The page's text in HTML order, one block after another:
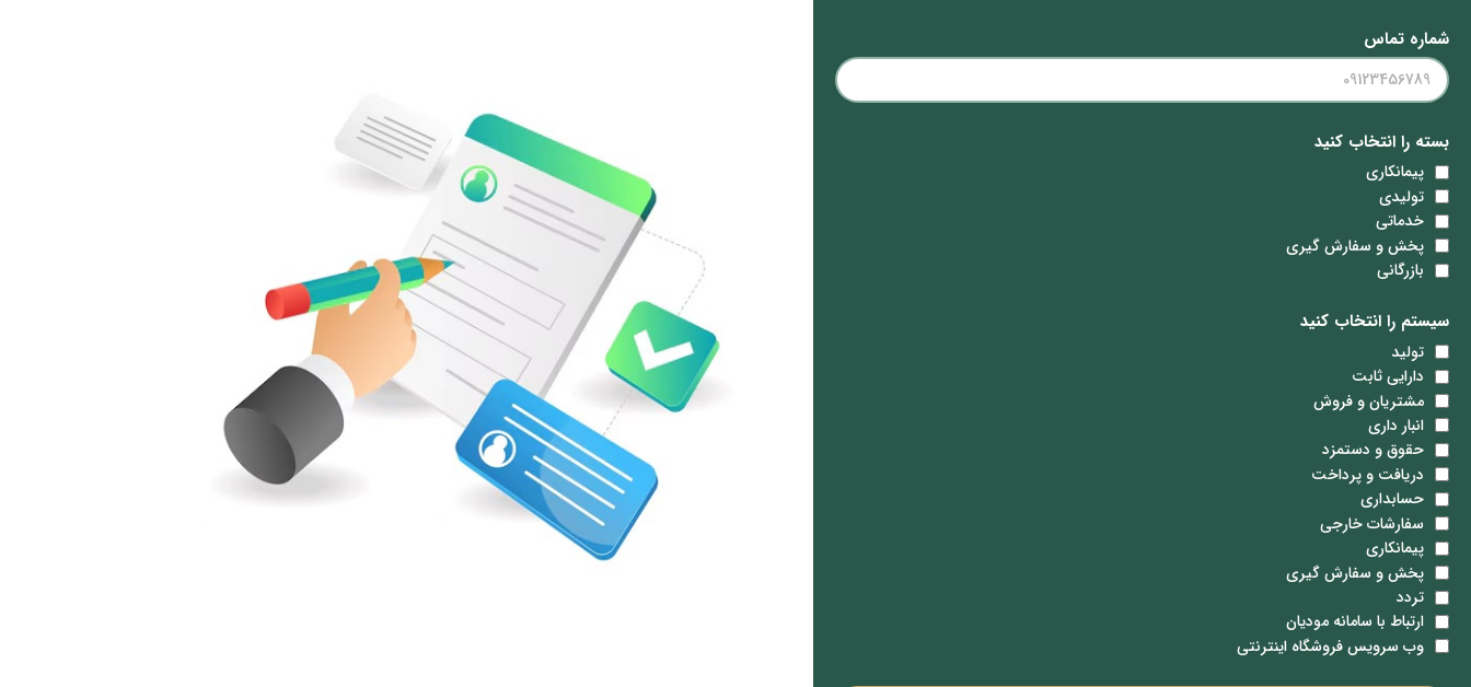
شماره تماس
بسته را انتخاب کنید
پیمانکاری
تولیدی
خدماتی
پخش و سفارش گیری
بازرگانی
سیستم را انتخاب کنید
تولید
دارایی ثابت
مشتریان و فروش
انبار داری
حقوق و دستمزد
دریافت و پرداخت
حسابداری
سفارشات خارجی
پیمانکاری
پخش و سفارش گیری
تردد
ارتباط با سامانه مودیان
وب سرویس فروشگاه اینترنتی